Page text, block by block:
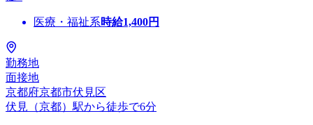
医療・福祉系時給1,400円
勤務地
面接地
京都府京都市伏見区
伏見（京都）駅から徒歩で6分